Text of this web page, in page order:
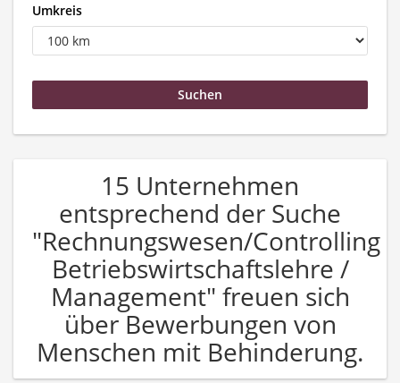
Umkreis
15 Unternehmen
entsprechend der Suche
"Rechnungswesen/Controlling
Betriebswirtschaftslehre /
Management" freuen sich
über Bewerbungen von
Menschen mit Behinderung.